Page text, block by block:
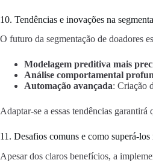
10. Tendências e inovações na
O futuro da segmentação de doadores
Modelagem preditiva mais
Análise comportamental
Automação avançada: Criação
Adaptar-se a essas tendências
11. Desafios comuns e como superá-
Apesar dos claros benefícios, a